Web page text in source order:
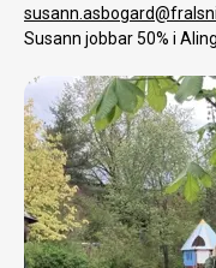
Susann jobbar 50% i